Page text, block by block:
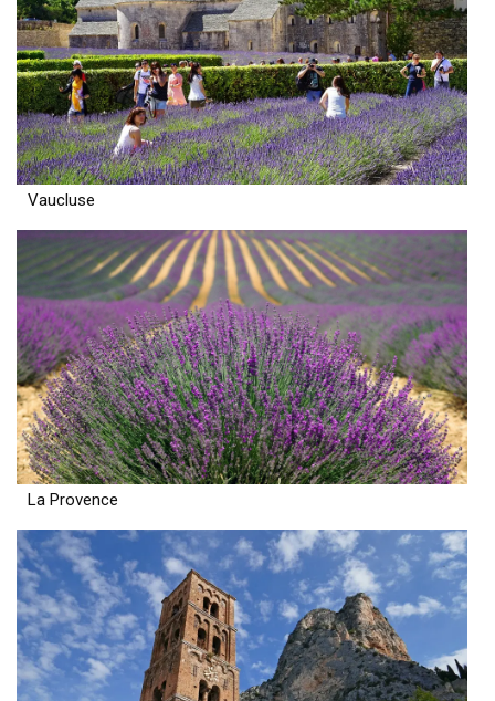
Vaucluse
La Provence